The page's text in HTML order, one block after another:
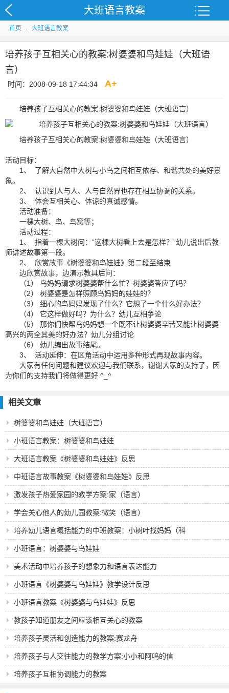
大班语言教案
首页 - 大班语言教案
培养孩子互相关心的教案:树婆婆和鸟娃娃（大班语
言）
时间：2008-09-18 17:44:34 A+
培养孩子互相关心的教案:树婆婆和鸟娃娃（大班语言）
培养孩子互相关心的教案:树婆婆和鸟娃娃（大班语言）
活动目标：
1、 了解大自然中大树与小鸟之间相互依存、和谐共处的美好景
象。
2、 认识到人与人、人与自然界也存在相互协调的关系。
3、 体会互相关心、体谅的真诚感情。
活动准备：
一棵大树、鸟、鸟窝等；
活动过程：
1、 指着一棵大树问：“这棵大树看上去是怎样？”幼儿说出后教
师讲述故事第一段。
2、 欣赏故事《树婆婆和鸟娃娃》第二段至结束
边欣赏故事，边演示教具后问：
（1） 鸟妈妈请求树婆婆帮什么忙？树婆婆答应了吗？
（2） 树婆婆是怎样照顾鸟妈妈的娃娃的？
（3） 细心的鸟妈妈发现了什么？它想了一个什么好办法？
（4） 它这样做好吗？为什么？幼儿互相争论
（5） 那你们快帮鸟妈妈想一个既不让树婆婆辛苦又能让树婆婆
高兴的两全其美的好办法？幼儿分组讨论
（6） 幼儿编出故事结尾。
3、 活动延伸：在区角活动中运用多种形式再现故事内容。
大家有任何问题和建议欢迎与我们联系，谢谢大家的支持了，因
为你们的支持我们将做得更好 ^_^
相关文章
树婆婆和鸟娃娃（大班语言）
小班语言教案：树婆婆和鸟娃娃
大班语言教案《树婆婆和鸟娃娃》反思
中班语言故事教案《树婆婆和鸟娃娃》反思
激发孩子热爱家园的教学方案:家（语言）
学会关心他人的幼儿园教案:微笑（语言）
培养幼儿语言概括能力的中班教案：小树叶找妈妈（科
学）
小班语言：树婆婆与鸟娃娃
美术活动中培养孩子的想象力和语言表达能力
小班语言《树婆婆与鸟娃娃》教学设计反思
小班语言教案《树婆婆与鸟娃娃》反思
教孩子知道朋友之间应该相互关心的教案
培养孩子灵活和创造能力的教案:赛龙舟
培养孩子与人交往能力的教学方案:小小和阿呜的信
培养孩子互相协调能力的教案